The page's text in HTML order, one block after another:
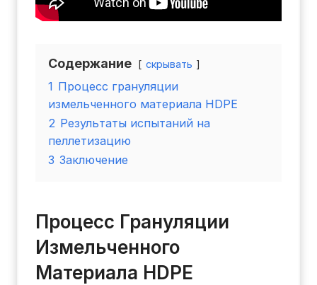
Содержание скрывать
1 Процесс грануляции
измельченного материала HDPE
2 Результаты испытаний на
пеллетизацию
3 Заключение
Процесс Грануляции
Измельченного
Материала HDPE